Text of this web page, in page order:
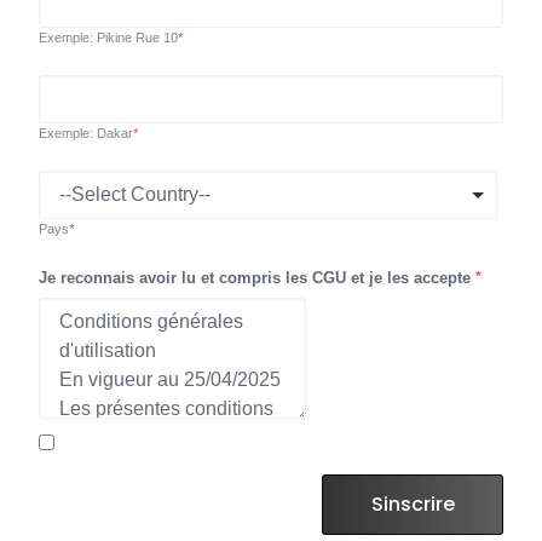
Exemple: Pikine Rue 10*
Exemple: Dakar*
Pays*
Je reconnais avoir lu et compris les CGU et je les accepte *